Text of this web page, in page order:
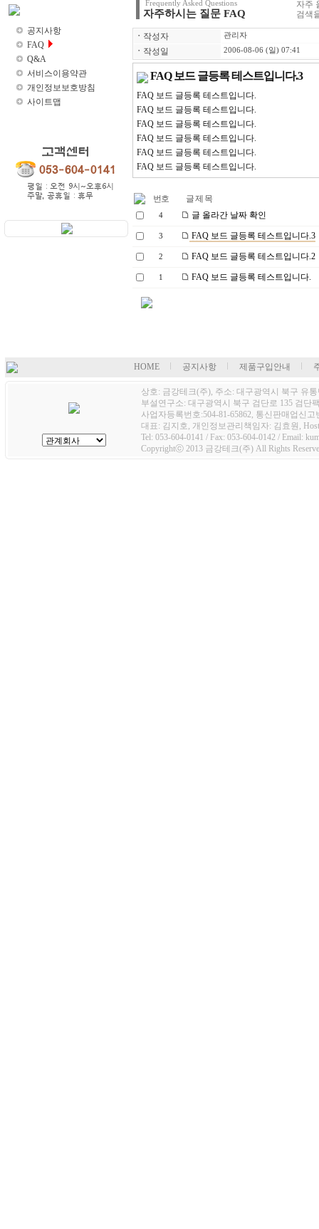
공지사항
FAQ
Q&A
서비스이용약관
개인정보보호방침
사이트맵
Frequently Asked Questions
자주하시는 질문 FAQ
자주
검색
ㆍ 작성자 관리자
ㆍ 작성일 2006-08-06 (일) 07:41
FAQ 보드 글등록 테스트입니다.3
FAQ 보드 글등록 테스트입니다.
FAQ 보드 글등록 테스트입니다.
FAQ 보드 글등록 테스트입니다.
FAQ 보드 글등록 테스트입니다.
FAQ 보드 글등록 테스트입니다.
FAQ 보드 글등록 테스트입니다.
번호 글 제 목
4 글 올라간 날짜 확인
3 FAQ 보드 글등록 테스트입니다.3
2 FAQ 보드 글등록 테스트입니다.2
1 FAQ 보드 글등록 테스트입니다.
HOME 공지사항 제품구입안내
상호: 금강테크(주), 주소: 대구광역시 북구 유
부설연구소: 대구광역시 북구 검단로 135 검단
사업자등록번호:504-81-65862, 통신판매업신고
대표: 김지호, 개인정보관리책임자: 김효원,
Tel: 053-604-0141 / Fax: 053-604-0142 / Email:
Copyrightⓒ 2013 금강테크(주) All Rights